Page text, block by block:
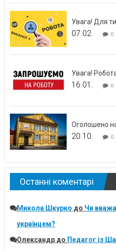
Увага! Для
07.02. 0
Увага!
16.01. 0
Оголошено
20.10. 0
Останні коментарі
Микола Шкурко до Чи
українцем?
Олександрдо Педагог із